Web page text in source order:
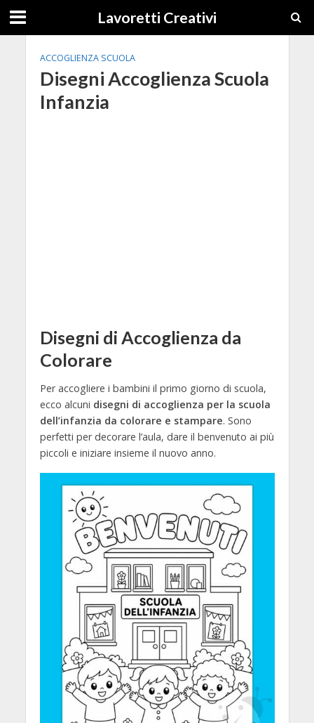
Lavoretti Creativi
ACCOGLIENZA SCUOLA
Disegni Accoglienza Scuola
Infanzia
Disegni di Accoglienza da
Colorare
Per accogliere i bambini il primo giorno di scuola,
ecco alcuni disegni di accoglienza per la scuola
dell’infanzia da colorare e stampare. Sono
perfetti per decorare l’aula, dare il benvenuto ai più
piccoli e iniziare insieme il nuovo anno.